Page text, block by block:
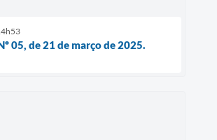
05, de 21 de março de 2025.